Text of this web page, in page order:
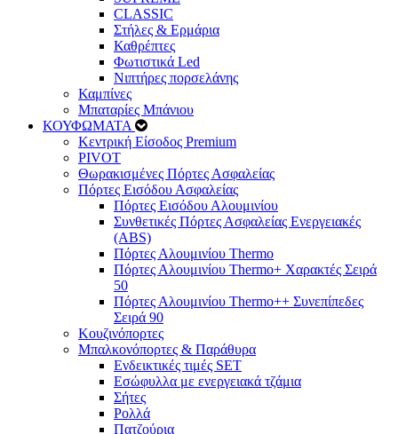
CLASSIC
Στήλες & Ερμάρια
Καθρέπτες
Φωτιστικά Led
Νιπτήρες πορσελάνης
Καμπίνες
Μπαταρίες Μπάνιου
ΚΟΥΦΩΜΑΤΑ
Κεντρική Είσοδος Premium
PIVOT
Θωρακισμένες Πόρτες Ασφαλείας
Πόρτες Εισόδου Ασφαλείας
Πόρτες Eισόδου Αλουμινίου
Συνθετικές Πόρτες Ασφαλείας Ενεργειακές
(ABS)
Πόρτες Αλουμινίου Thermo
Πόρτες Αλουμινίου Thermo+ Χαρακτές Σειρά
50
Πόρτες Αλουμινίου Thermo++ Συνεπίπεδες
Σειρά 90
Κουζινόπορτες
Μπαλκονόπορτες & Παράθυρα
Ενδεικτικές τιμές SET
Εσώφυλλα με ενεργειακά τζάμια
Σήτες
Ρολλά
Πατζούρια